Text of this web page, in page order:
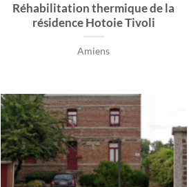
Réhabilitation thermique de la
résidence Hotoie Tivoli
Amiens